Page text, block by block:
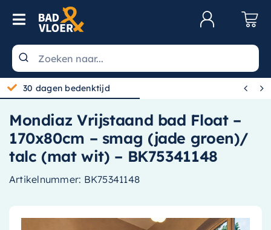
Skip to content
Toggle Navigation
Wastafels
Toiletten
Spiegels
Kranen
Douche
30 dagen bedenktijd  
Mondiaz Vrijstaand bad Float –
170x80cm – smag (jade groen)/
talc (mat wit) – BK75341148
Artikelnummer: BK75341148